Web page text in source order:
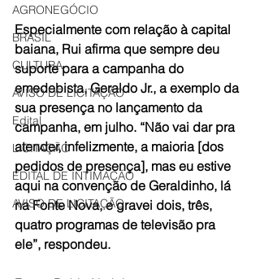
AGRONEGÓCIO
BRASIL
CULTURA
AVISO DE LICITAÇÃO
Edital
LICITAÇÃO
EDITAL DE INTIMAÇÃO
AVISO DE LICITAÇÃO
Especialmente com relação à capital
baiana, Rui afirma que sempre deu
suporte para a campanha do
emedebista, Geraldo Jr., a exemplo da
sua presença no lançamento da
campanha, em julho. “Não vai dar pra
atender, infelizmente, a maioria [dos
pedidos de presença], mas eu estive
aqui na convenção de Geraldinho, lá
na Fonte Nova, e gravei dois, três,
quatro programas de televisão pra
ele”, respondeu.